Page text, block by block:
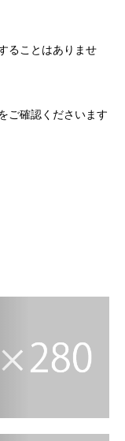
ることはありませ
ご確認くださいます